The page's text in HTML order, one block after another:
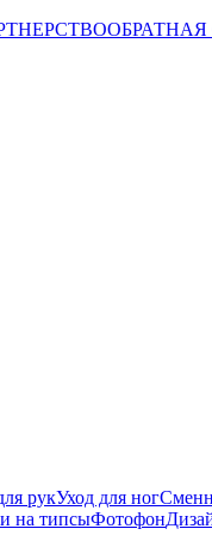
ОБРАТНАЯ
рукУход для ног
на типсыФотофон